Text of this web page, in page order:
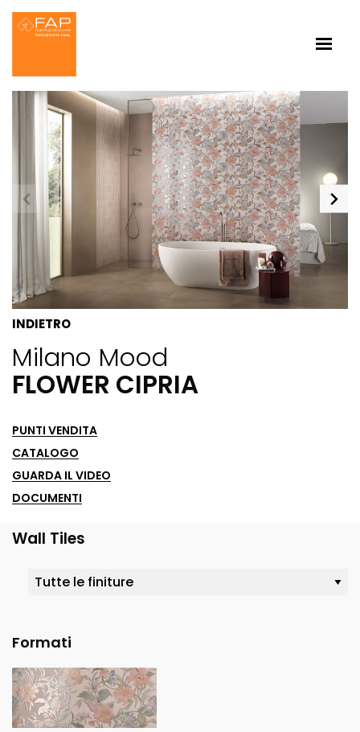
INDIETRO
Milano Mood
FLOWER CIPRIA
PUNTI VENDITA
CATALOGO
GUARDA IL VIDEO
DOCUMENTI
Wall Tiles
Formati